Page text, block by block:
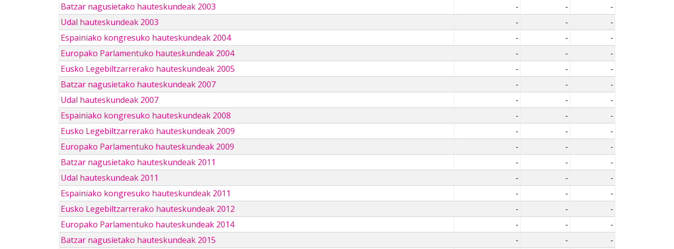
Batzar nagusietako hauteskundeak 2003
- -
-
Udal hauteskundeak 2003
- -
-
Espainiako kongresuko hauteskundeak 2004
- -
-
Europako Parlamentuko hauteskundeak 2004
- -
-
Eusko Legebiltzarrerako hauteskundeak 2005
- -
-
Batzar nagusietako hauteskundeak 2007
- -
-
Udal hauteskundeak 2007
- -
-
Espainiako kongresuko hauteskundeak 2008
- -
-
Eusko Legebiltzarrerako hauteskundeak 2009
- -
-
Europako Parlamentuko hauteskundeak 2009
- -
-
Batzar nagusietako hauteskundeak 2011
- -
-
Udal hauteskundeak 2011
- -
-
Espainiako kongresuko hauteskundeak 2011
- -
-
Eusko Legebiltzarrerako hauteskundeak 2012
- -
-
Europako Parlamentuko hauteskundeak 2014
- -
-
Batzar nagusietako hauteskundeak 2015
- -
-